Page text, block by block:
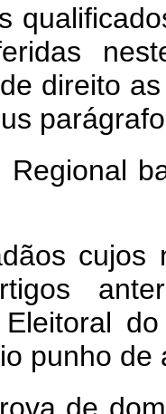
direito
Regional
cujos
punho de